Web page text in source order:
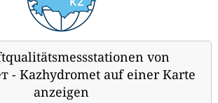
von
- Kazhydromet auf einer Karte
anzeigen